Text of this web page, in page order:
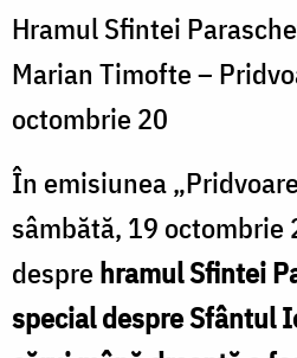
Hramul Sfintei
Marian Timofte –
octombrie 20
În emisiunea
sâmbătă, 19 octombrie
desprehramul Sfintei
special despre Sfântul